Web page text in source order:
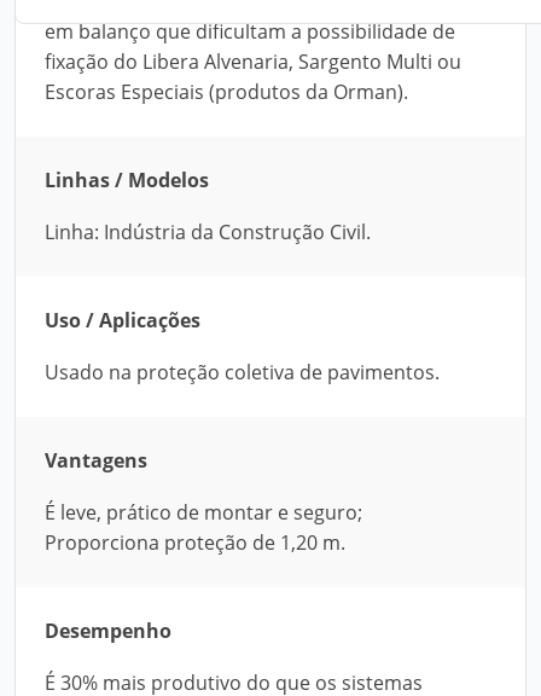
em balanço que dificultam a possibilidade de
fixação do Libera Alvenaria, Sargento Multi ou
Escoras Especiais (produtos da Orman).
Linhas / Modelos
Linha: Indústria da Construção Civil.
Uso / Aplicações
Usado na proteção coletiva de pavimentos.
Vantagens
É leve, prático de montar e seguro;
Proporciona proteção de 1,20 m.
Desempenho
É 30% mais produtivo do que os sistemas